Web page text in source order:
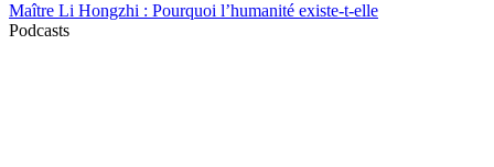
Maître Li Hongzhi : Pourquoi l’humanité existe-t-elle
Podcasts